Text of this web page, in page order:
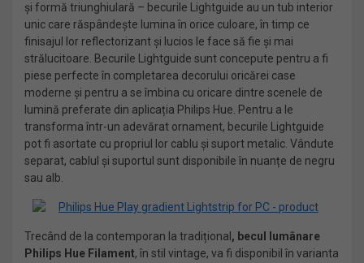
și formă triunghiulară – becurile Lightguide au un tub interior
unic care răspândește lumina în orice culoare, în timp ce
finisajul lor reflectorizant și lucios le face să fie și mai
strălucitoare. Becurile Lightguide sunt concepute pentru a fi
piese perfecte în completarea decorului oricărei case
moderne și pentru a se îmbina cu oricare dintre scenele de
lumină preferate din aplicația Philips Hue. Pentru a le
transforma într-un adevărat ornament, becurile Lightguide
pot fi asortate cu propriul lor cablu și suport metalic. Vândute
separat, cablul și suportul sunt disponibile în nuanțe de negru
sau alb.
Trecând de la contemporan la tradițional , becul lumânare
Philips Hue Filament, în stil vintage, va fi disponibil în varianta